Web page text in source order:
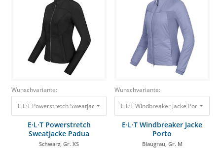
Wunschvariante:
E·L·T Powerstretch Sweatjacke Padua Schwarz, Gr. XS59,85 € 48,68 €
E·L·T Powerstretch
Sweatjacke Padua
Schwarz, Gr. XS
Wunschvariante:
E·L·T Windbreaker Jacke Porto
E·L·T Windbreaker Jacke
Porto
Blaugrau, Gr. M